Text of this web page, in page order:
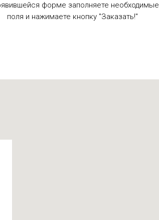
форме заполняете необходимые
поля и нажимаете кнопку "Заказать!"